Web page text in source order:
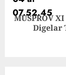
MUSPROV
Digelar